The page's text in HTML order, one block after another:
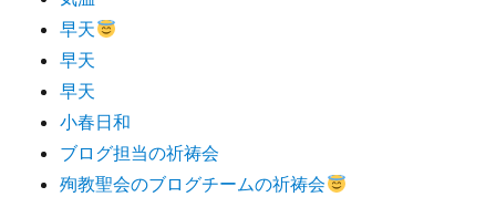
早天
早天
早天
小春日和
ブログ担当の祈祷会
殉教聖会のブログチームの祈祷会